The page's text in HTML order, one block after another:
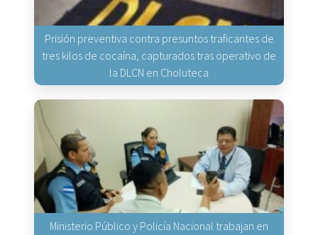
Prisión preventiva contra presuntos traficantes de
tres kilos de cocaína, capturados tras operativo de
la DLCN en Choluteca
Ministerio Público y Policía Nacional trabajan en